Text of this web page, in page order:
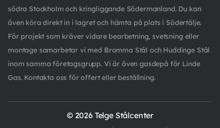
södra Stockholm och kringliggande Södermanland. Du kan
även köra direkt in i lagret och hämta på plats i Södertälje.
För projekt som kräver vidare bearbetning, svetsning eller
montage samarbetar vi med Bromma Stål och Huddinge Stål
inom samma företagsgrupp. Vi är även gasdepå för Linde
Gas. Kontakta oss för offert eller beställning.
© 2026 Telge Stålcenter